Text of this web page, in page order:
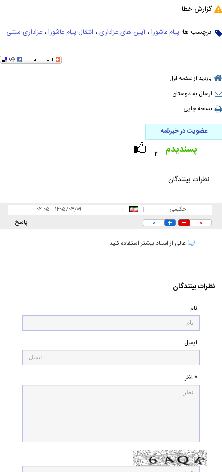
گزارش خطا
برچسب ها: پیام عاشورا ، آیین های عزاداری ، انتقال پیام عاشورا ، عزاداری سنتی
بازدید از صفحه اول
ارسال به دوستان
نسخه چاپی
عضویت در خبرنامه
۲ پسندیدم
نظرات بینندگان
حکیمی |
| ۰۲:۰۵ - ۱۴۰۵/۰۴/۰۹
۰ ۰ پاسخ
عالی از استاد بیشتر استفاده کنید
نظرات بینندگان
نام
ایمیل
* نظر